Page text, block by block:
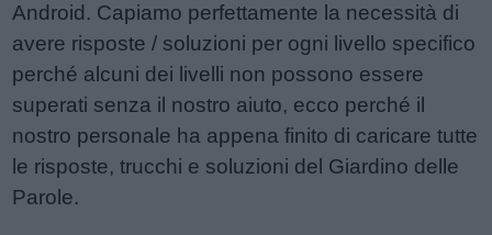
Android. Capiamo perfettamente la necessità di
avere risposte / soluzioni per ogni livello specifico
perché alcuni dei livelli non possono essere
superati senza il nostro aiuto, ecco perché il
nostro personale ha appena finito di caricare tutte
le risposte, trucchi e soluzioni del Giardino delle
Parole.